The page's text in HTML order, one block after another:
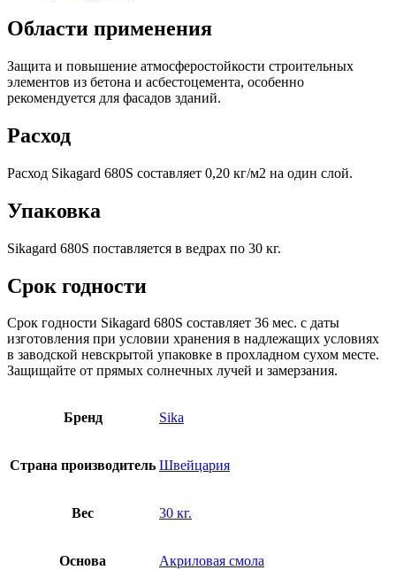
Области применения
Защита и повышение атмосферостойкости строительных
элементов из бетона и асбестоцемента, особенно
рекомендуется для фасадов зданий.
Расход
Расход Sikagard 680S составляет 0,20 кг/м2 на один слой.
Упаковка
Sikagard 680S поставляется в ведрах по 30 кг.
Срок годности
Срок годности Sikagard 680S составляет 36 мес. с даты
изготовления при условии хранения в надлежащих условиях
в заводской невскрытой упаковке в прохладном сухом месте.
Защищайте от прямых солнечных лучей и замерзания.
Бренд Sika
Страна производитель Швейцария
Вес 30 кг.
Основа Акриловая смола